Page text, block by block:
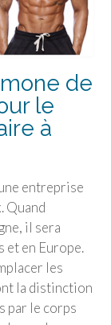
de
le
à
entreprise
Quand
il sera
en Europe.
les
la distinction
par le corps